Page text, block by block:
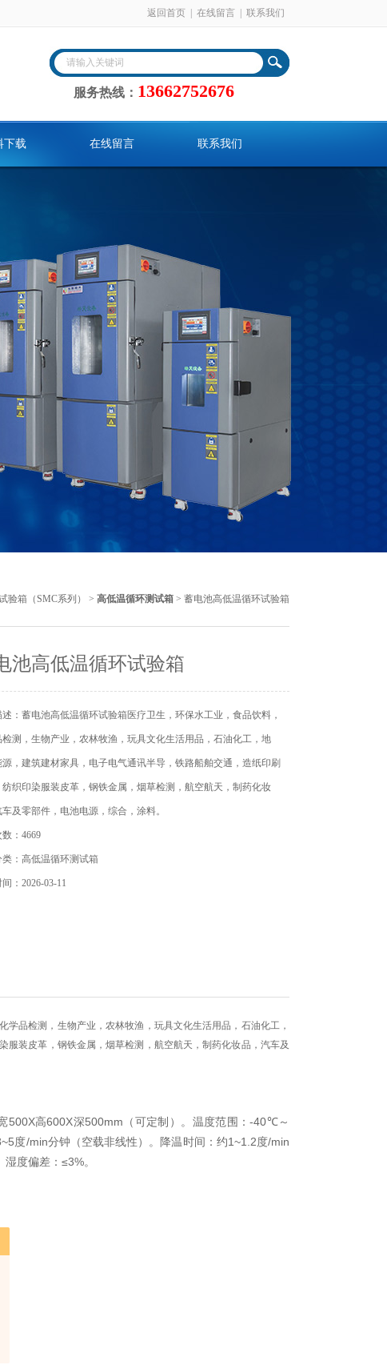
返回首页 在线留言 联系我们
服务热线： 13662752676
下载 在线留言 联系我们
验箱（SMC系列） > 高低温循环测试箱 > 蓄电池高低温循环试验箱
池高低温循环试验箱
：蓄电池高低温循环试验箱医疗卫生，环保水工业，食品饮料，
检测，生物产业，农林牧渔，玩具文化生活用品，石油化工，地
源，建筑建材家具，电子电气通讯半导，铁路船舶交通，造纸印刷
纺织印染服装皮革，钢铁金属，烟草检测，航空航天，制药化妆
及零部件，电池电源，综合，涂料。
：4669
类：高低温循环测试箱
：2026-03-11
学品检测，生物产业，农林牧渔，玩具文化生活用品，石油化工，
装皮革，钢铁金属，烟草检测，航空航天，制药化妆品，汽车及
500X高600X深500mm （可定制）。温度范围：-40℃～
度/min分钟（空载非线性）。降温时间：约1~1.2度/min
湿度偏差： ≤3%。